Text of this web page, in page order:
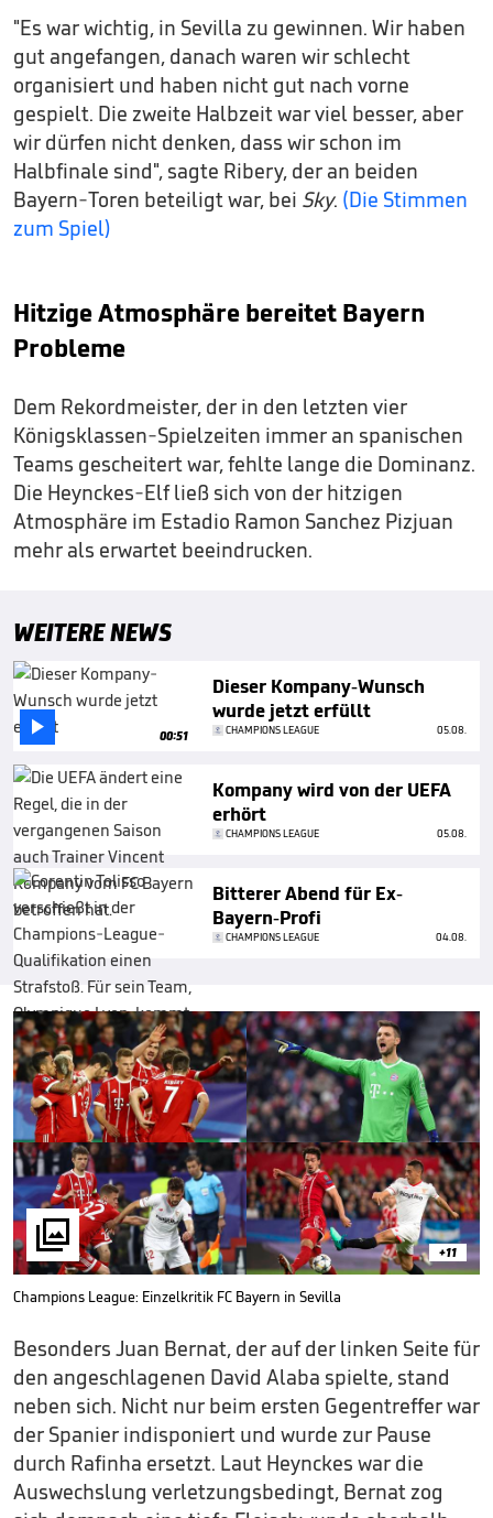
"Es war wichtig, in Sevilla zu gewinnen. Wir haben
gut angefangen, danach waren wir schlecht
organisiert und haben nicht gut nach vorne
gespielt. Die zweite Halbzeit war viel besser, aber
wir dürfen nicht denken, dass wir schon im
Halbfinale sind", sagte Ribery, der an beiden
Bayern-Toren beteiligt war, bei Sky. (Die Stimmen
zum Spiel)
Hitzige Atmosphäre bereitet Bayern
Probleme
Dem Rekordmeister, der in den letzten vier
Königsklassen-Spielzeiten immer an spanischen
Teams gescheitert war, fehlte lange die Dominanz.
Die Heynckes-Elf ließ sich von der hitzigen
Atmosphäre im Estadio Ramon Sanchez Pizjuan
mehr als erwartet beeindrucken.
WEITERE NEWS
 00:51
Dieser Kompany-Wunsch
wurde jetzt erfüllt
CHAMPIONS LEAGUE 05.08.
Kompany wird von der UEFA
erhört
CHAMPIONS LEAGUE 05.08.
Bitterer Abend für Ex-
Bayern-Profi
CHAMPIONS LEAGUE 04.08.
 +11
Champions League: Einzelkritik FC Bayern in Sevilla
Besonders Juan Bernat, der auf der linken Seite für
den angeschlagenen David Alaba spielte, stand
neben sich. Nicht nur beim ersten Gegentreffer war
der Spanier indisponiert und wurde zur Pause
durch Rafinha ersetzt. Laut Heynckes war die
Auswechslung verletzungsbedingt, Bernat zog